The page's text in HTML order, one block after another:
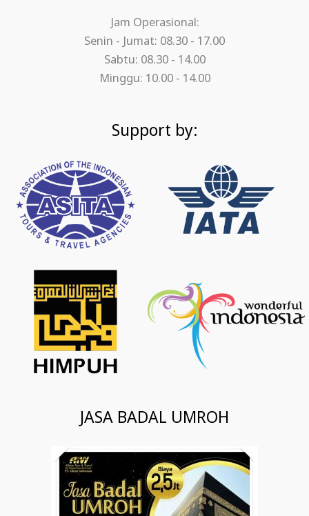
Jam Operasional:
Senin - Jumat: 08.30 - 17.00
Sabtu: 08.30 - 14.00
Minggu: 10.00 - 14.00
Support by:
JASA BADAL UMROH